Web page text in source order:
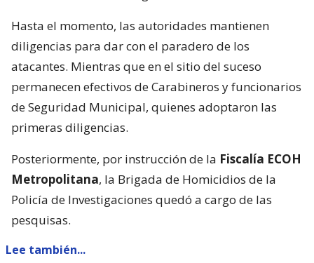
Hasta el momento, las autoridades mantienen
diligencias para dar con el paradero de los
atacantes. Mientras que en el sitio del suceso
permanecen efectivos de Carabineros y funcionarios
de Seguridad Municipal, quienes adoptaron las
primeras diligencias.
Posteriormente, por instrucción de la Fiscalía ECOH
Metropolitana, la Brigada de Homicidios de la
Policía de Investigaciones quedó a cargo de las
pesquisas.
Lee también...